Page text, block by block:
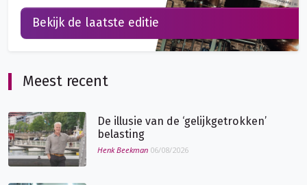
Meest recent
De illusie van de ‘gelijkgetrokken’
belasting
Henk Beekman 06/08/2026
Bekijk de laatste editie